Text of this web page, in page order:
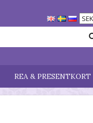
REA & PRESENTKORT